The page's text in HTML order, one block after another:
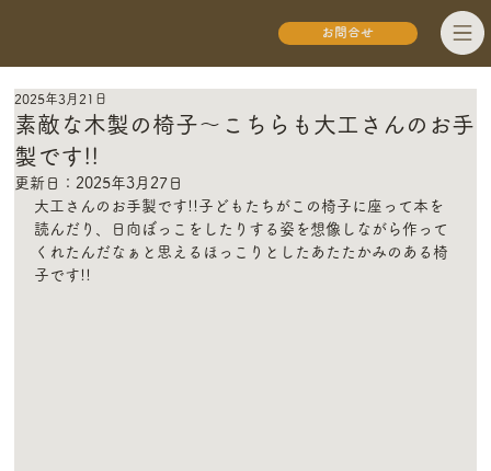
お問合せ
素敵な木製の椅子～こちらも大工さんのお手
製です!!
2025年3月21日
更新日： 2025年3月27日
大工さんのお手製です!!子どもたちがこの椅子に座って本を
読んだり、日向ぼっこをしたりする姿を想像しながら作って
くれたんだなぁと思えるほっこりとしたあたたかみのある椅
子です!!